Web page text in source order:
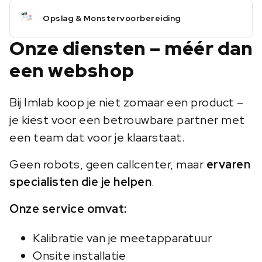
Opslag & Monstervoorbereiding
Onze diensten – méér dan
een webshop
Bij Imlab koop je niet zomaar een product –
je kiest voor een betrouwbare partner met
een team dat voor je klaarstaat.
Geen robots, geen callcenter, maar ervaren
specialisten die je helpen.
Onze service omvat:
Kalibratie van je meetapparatuur
Onsite installatie